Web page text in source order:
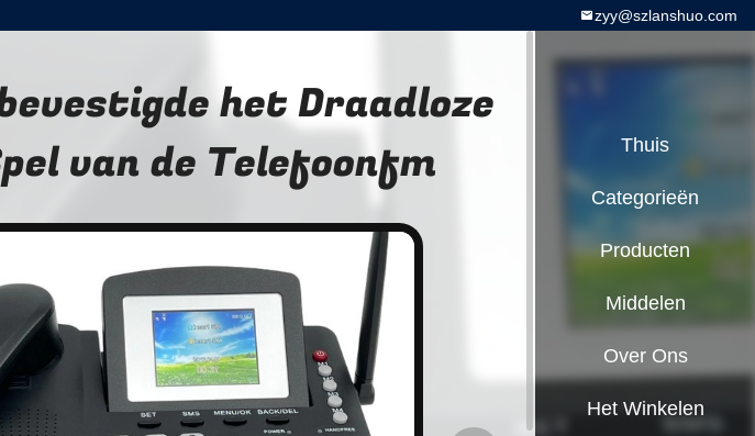
zyy@szlanshuo.com
het Draadloze
van de Telefoonfm
Thuis
Categorieën
Producten
Middelen
Over Ons
Het Winkelen